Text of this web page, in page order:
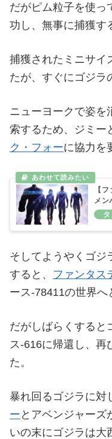
だがピム粒子を使っ
功し、無事に捕獲す
捕獲されたミニサイ
たが、すぐにゴジラ
ニューヨークで姿を
索するため、ジミー
ク・フォーに協力を
【
メン
そしてようやくゴジ
すると、 ファンタス
ース-78411の世界へ
だがしばらくすると
ス-616に帰還し、再
た。
暴れ回るゴジラに対
ー とアベンジャーズ
いの末にゴジラは大